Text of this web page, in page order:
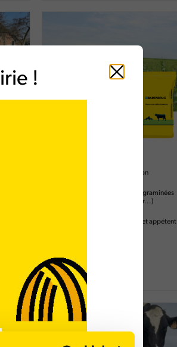
Fort potentiel de production
Association possible avec graminées
(céréales, sorgho fourrager...)
Fourrage non météorisant et appétent
Fermer
!